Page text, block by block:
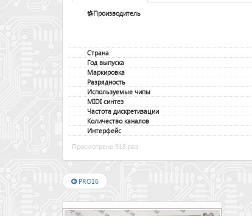
Производитель
Страна
Год выпуска
Маркировка
Разрядность
Используемые чипы
MIDI синтез
Частота дискретизации
Количество каналов
Интерфейс
Просмотрено 918 раз
PRO16